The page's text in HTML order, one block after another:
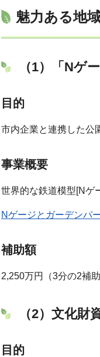
魅力ある地
（1）「Nゲ
目的
市内企業と連携した公
事業概要
世界的な鉄道模型[Nゲ
Nゲージとガーデンパ
補助額
2,250万円（3分の2補助
（2）文化財
目的